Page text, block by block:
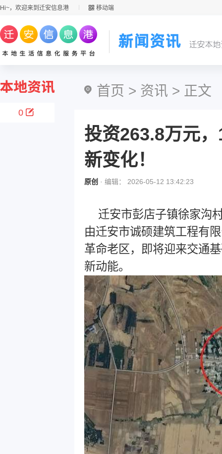
Hi~，欢迎来到迁安信息港 移动端
0
首页 > 资讯 > 正文
投资263.8万元
新变化！
原创 · 编辑： 2026-05-12 13:42:23
迁安市彭店子镇徐家沟
由迁安市诚硕建筑工程有
革命老区，即将迎来交通
新动能。